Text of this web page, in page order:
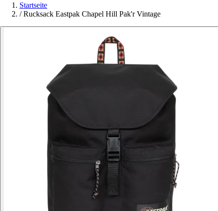
Startseite
/ Rucksack Eastpak Chapel Hill Pak'r Vintage